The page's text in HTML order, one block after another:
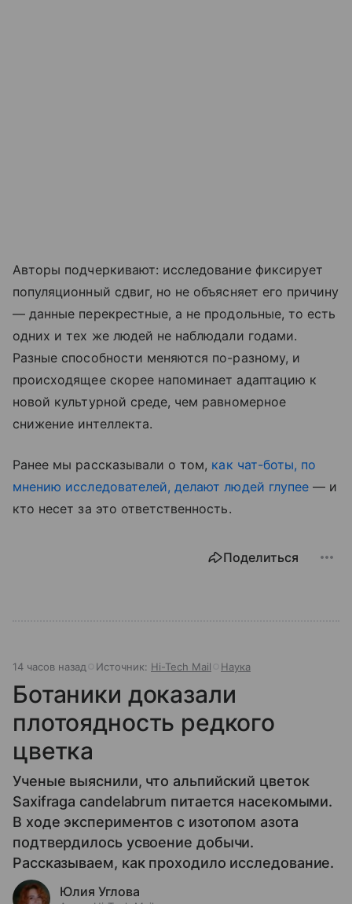
Авторы подчеркивают: исследование фиксирует
популяционный сдвиг, но не объясняет его причину
— данные перекрестные, а не продольные, то есть
одних и тех же людей не наблюдали годами.
Разные способности меняются по-разному, и
происходящее скорее напоминает адаптацию к
новой культурной среде, чем равномерное
снижение интеллекта.
Ранее мы рассказывали о том, как чат-боты, по
мнению исследователей, делают людей глупее — и
кто несет за это ответственность.
Поделиться
14 часов назад Источник: Hi-Tech Mail Наука
Ботаники доказали
плотоядность редкого
цветка
Ученые выяснили, что альпийский цветок
Saxifraga candelabrum питается насекомыми.
В ходе экспериментов с изотопом азота
подтвердилось усвоение добычи.
Рассказываем, как проходило исследование.
Юлия Углова